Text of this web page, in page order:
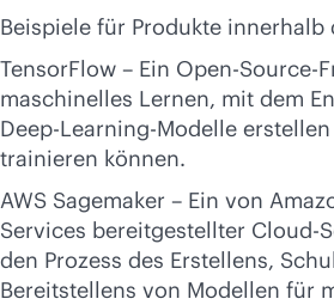
Beispiele für Produkte innerhalb
TensorFlow – Ein Open-Source-
maschinelles Lernen, mit dem
Deep-Learning-Modelle
trainieren können.
AWS Sagemaker – Ein von
Services bereitgestellter Cloud-
den Prozess des Erstellens,
Bereitstellens von Modellen für